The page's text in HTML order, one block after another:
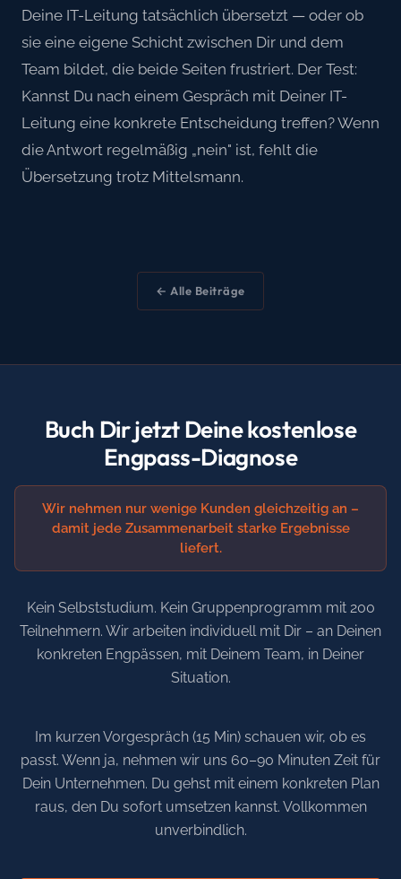
Deine IT-Leitung tatsächlich übersetzt — oder ob
sie eine eigene Schicht zwischen Dir und dem
Team bildet, die beide Seiten frustriert. Der Test:
Kannst Du nach einem Gespräch mit Deiner IT-
Leitung eine konkrete Entscheidung treffen? Wenn
die Antwort regelmäßig „nein" ist, fehlt die
Übersetzung trotz Mittelsmann.
← Alle Beiträge
Buch Dir jetzt Deine kostenlose
Engpass-Diagnose
Wir nehmen nur wenige Kunden gleichzeitig an –
damit jede Zusammenarbeit starke Ergebnisse
liefert.
Kein Selbststudium. Kein Gruppenprogramm mit 200
Teilnehmern. Wir arbeiten individuell mit Dir – an Deinen
konkreten Engpässen, mit Deinem Team, in Deiner
Situation.
Im kurzen Vorgespräch (15 Min) schauen wir, ob es
passt. Wenn ja, nehmen wir uns 60–90 Minuten Zeit für
Dein Unternehmen. Du gehst mit einem konkreten Plan
raus, den Du sofort umsetzen kannst. Vollkommen
unverbindlich.